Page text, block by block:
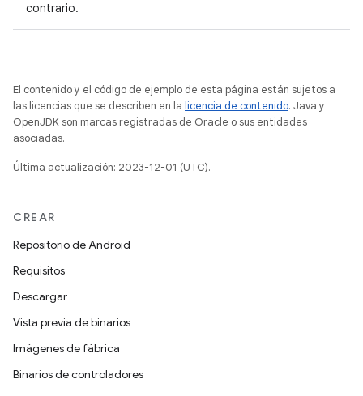
contrario.
El contenido y el código de ejemplo de esta página están sujetos a
las licencias que se describen en la licencia de contenido. Java y
OpenJDK son marcas registradas de Oracle o sus entidades
asociadas.
Última actualización: 2023-12-01 (UTC).
CREAR
Repositorio de Android
Requisitos
Descargar
Vista previa de binarios
Imágenes de fábrica
Binarios de controladores